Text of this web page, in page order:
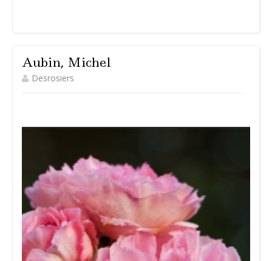
Aubin, Michel
Desrosiers